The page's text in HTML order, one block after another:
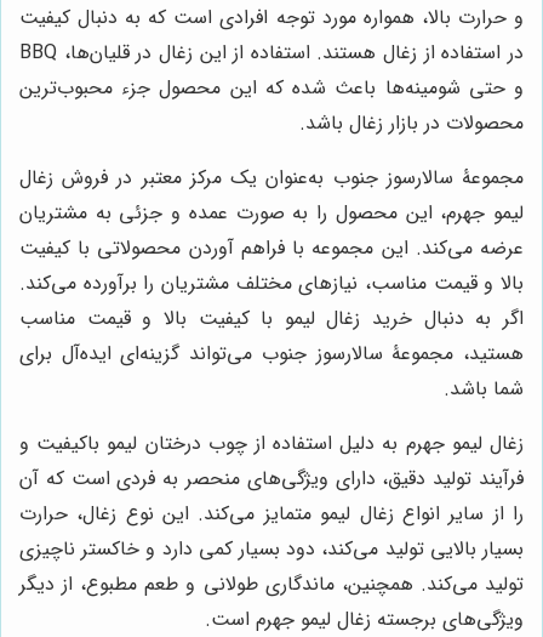
و حرارت بالا، همواره مورد توجه افرادی است که به دنبال کیفیت
در استفاده از زغال هستند. استفاده از این زغال در قلیان‌ها، BBQ
و حتی شومینه‌ها باعث شده که این محصول جزء محبوب‌ترین
محصولات در بازار زغال باشد.
مجموعۀ سالارسوز جنوب به‌عنوان یک مرکز معتبر در فروش زغال
لیمو جهرم، این محصول را به صورت عمده و جزئی به مشتریان
عرضه می‌کند. این مجموعه با فراهم آوردن محصولاتی با کیفیت
بالا و قیمت مناسب، نیازهای مختلف مشتریان را برآورده می‌کند.
اگر به دنبال خرید زغال لیمو با کیفیت بالا و قیمت مناسب
هستید، مجموعۀ سالارسوز جنوب می‌تواند گزینه‌ای ایده‌آل برای
شما باشد.
زغال لیمو جهرم به دلیل استفاده از چوب درختان لیمو باکیفیت و
فرآیند تولید دقیق، دارای ویژگی‌های منحصر به فردی است که آن
را از سایر انواع زغال لیمو متمایز می‌کند. این نوع زغال، حرارت
بسیار بالایی تولید می‌کند، دود بسیار کمی دارد و خاکستر ناچیزی
تولید می‌کند. همچنین، ماندگاری طولانی و طعم مطبوع، از دیگر
ویژگی‌های برجسته زغال لیمو جهرم است.